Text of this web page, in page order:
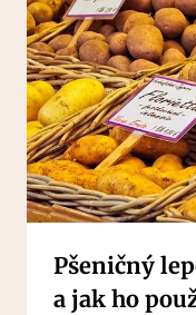
Pšeničný
a jak ho